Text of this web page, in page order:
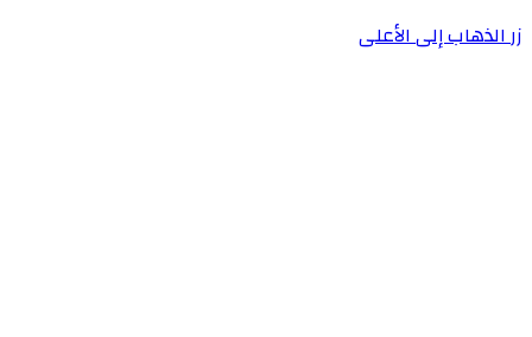
زر الذهاب إلى الأعلى